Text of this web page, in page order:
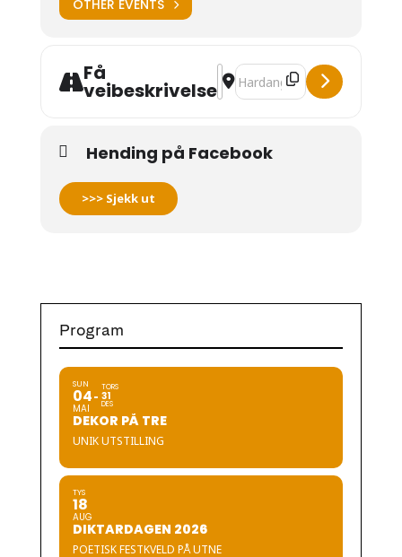
OTHER EVENTS
Få
veibeskrivelse
Address - Utstillingsopning
Destination Address -
Hending på Facebook
>>> Sjekk ut
Program
SUN
04
MAI
TORS
31
DES
DEKOR PÅ TRE
UNIK UTSTILLING
TYS
18
AUG
DIKTARDAGEN 2026
POETISK FESTKVELD PÅ UTNE